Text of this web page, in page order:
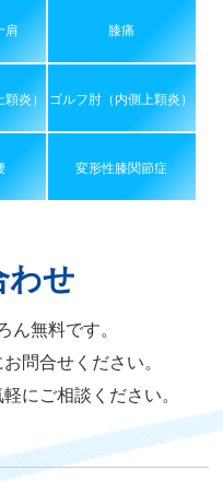
肩 膝痛
炎） ゴルフ肘（内側上顆炎）
変形性膝関節症
わせ
ん無料です。
問合せください。
にご相談ください。